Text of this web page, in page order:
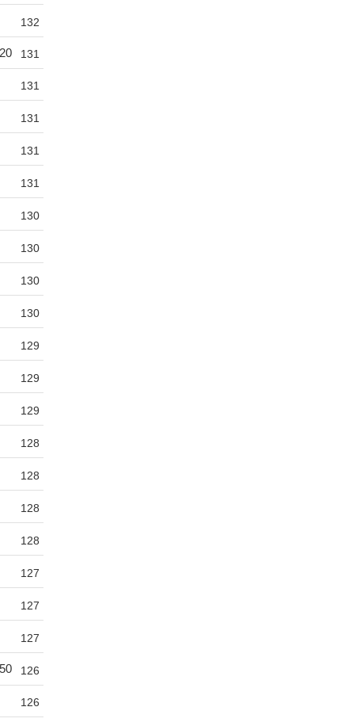
132
131
131
131
131
131
130
130
130
130
129
129
129
128
128
128
128
127
127
127
126
126